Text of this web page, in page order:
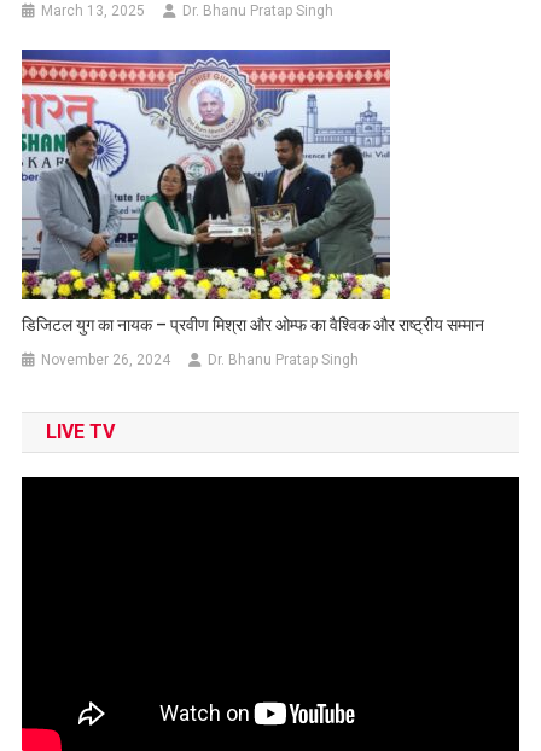
March 13, 2025 Dr. Bhanu Pratap Singh
डिजिटल युग का नायक – प्रवीण मिश्रा और ओम्फ का वैश्विक और राष्ट्रीय सम्मान
November 26, 2024 Dr. Bhanu Pratap Singh
LIVE TV